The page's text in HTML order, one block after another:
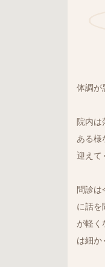
体調が
院内は
ある様
迎えて
問診は
に話を
が軽く
は細か